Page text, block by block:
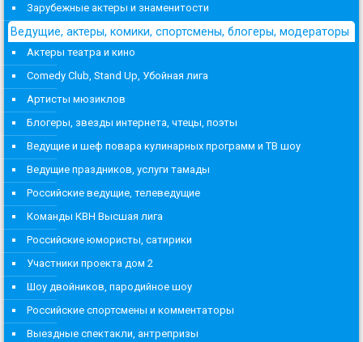
Зарубежные актеры и знаменитости
Ведущие, актеры, комики, спортсмены, блогеры, модераторы
Актеры театра и кино
Comedy Club, Stand Up, Убойная лига
Артисты мюзиклов
Блогеры, звезды интернета, чтецы, поэты
Ведущие и шеф повара кулинарных программ и ТВ шоу
Ведущие праздников, услуги тамады
Российские ведущие, телеведущие
Команды КВН Высшая лига
Российские юмористы, сатирики
Участники проекта дом 2
Шоу двойников, пародийное шоу
Российские спортсмены и комментаторы
Выездные спектакли, антрепризы